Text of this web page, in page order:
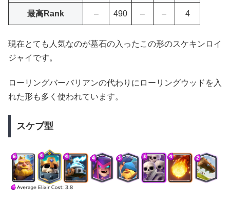
最高Rank – 490 – – 4
現在とても人気なのが墓石の入ったこの形のスケキンロイ
ジャイです。
ローリングバーバリアンの代わりにローリングウッドを入
れた形も多く使われています。
スケブ型